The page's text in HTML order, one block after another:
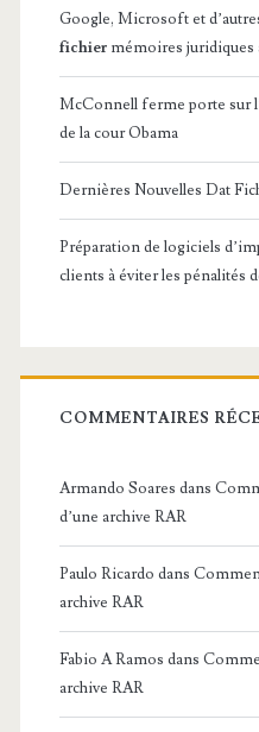
Google, Microsoft et
fichier mémoires juridiques
McConnell ferme porte sur
de la cour Obama
Dernières Nouvelles Dat
Préparation de logiciels
clients à éviter les pénalités
COMMENTAIRES
Armando Soares dans
d’une archive RAR
Paulo Ricardo dans
archive RAR
Fabio A Ramos dans
archive RAR